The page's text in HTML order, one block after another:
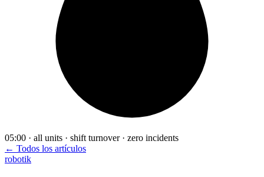
05:00 · all units · shift turnover · zero incidents
← Todos los artículos
robotik